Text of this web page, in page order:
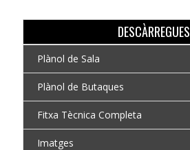
DESCÀRREGUES
Plànol de Sala
Plànol de Butaques
Fitxa Tècnica Completa
Imatges